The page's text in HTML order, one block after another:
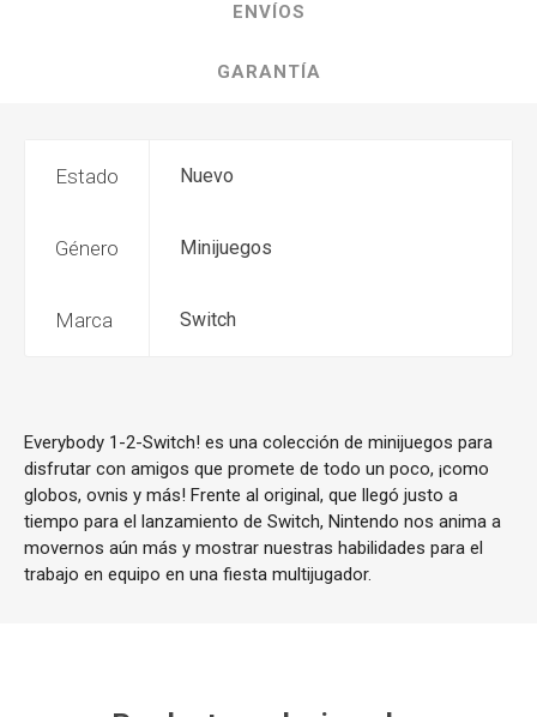
ENVÍOS
GARANTÍA
Estado Nuevo
Género Minijuegos
Marca Switch
Everybody 1-2-Switch! es una colección de minijuegos para
disfrutar con amigos que promete de todo un poco, ¡como
globos, ovnis y más! Frente al original, que llegó justo a
tiempo para el lanzamiento de Switch, Nintendo nos anima a
movernos aún más y mostrar nuestras habilidades para el
trabajo en equipo en una fiesta multijugador.